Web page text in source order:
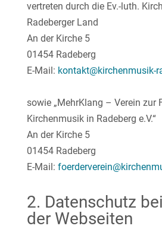
vertreten durch die Ev.-luth.
Radeberger Land
An der Kirche 5
01454 Radeberg
E-Mail: kontakt@kirchenmusik-
sowie „MehrKlang – Verein zur
Kirchenmusik in Radeberg e.V.“
An der Kirche 5
01454 Radeberg
E-Mail:
2. Datenschutz
der Webseiten